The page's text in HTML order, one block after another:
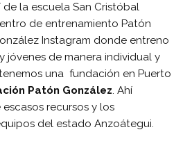
la escuela San Cristóbal
de entrenamiento Patón
Instagram donde entreno
jóvenes de manera individual y
una fundación en Puerto
Patón González. Ahí
recursos y los
del estado Anzoátegui.